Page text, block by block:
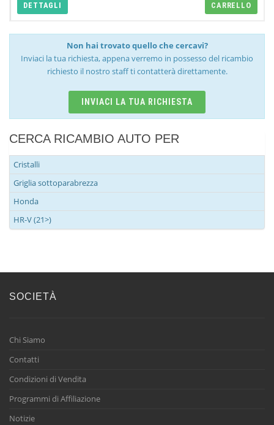
DETTAGLI CARRELLO
Non hai trovato quello che cercavi?
Inviaci la tua richiesta, appena verremo in possesso del ricambio
richiesto il nostro staff ti contatterà direttamente.
INVIACI LA TUA RICHIESTA
CERCA RICAMBIO AUTO PER
Cristalli
Griglia sottoparabrezza
Honda
HR-V (21>)
SOCIETÀ
Chi Siamo
Contatti
Condizioni di Vendita
Programmi di Affiliazione
Notizie